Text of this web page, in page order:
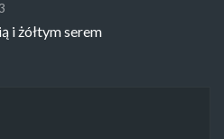
i żółtym serem